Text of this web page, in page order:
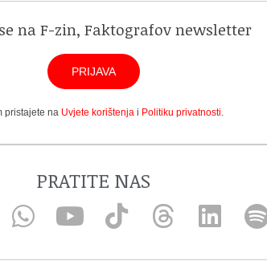
na F-zin, Faktografov newsletter
PRIJAVA
pristajete na Uvjete korištenja i Politiku privatnosti
PRATITE NAS